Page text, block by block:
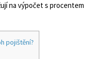
na výpočet s procentem
pojištění?